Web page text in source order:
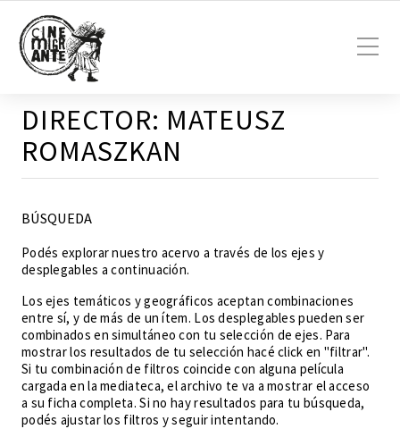
DIRECTOR: MATEUSZ
ROMASZKAN
BÚSQUEDA
Podés explorar nuestro acervo a través de los ejes y
desplegables a continuación.
Los ejes temáticos y geográficos aceptan combinaciones
entre sí, y de más de un ítem. Los desplegables pueden ser
combinados en simultáneo con tu selección de ejes. Para
mostrar los resultados de tu selección hacé click en "filtrar".
Si tu combinación de filtros coincide con alguna película
cargada en la mediateca, el archivo te va a mostrar el acceso
a su ficha completa. Si no hay resultados para tu búsqueda,
podés ajustar los filtros y seguir intentando.